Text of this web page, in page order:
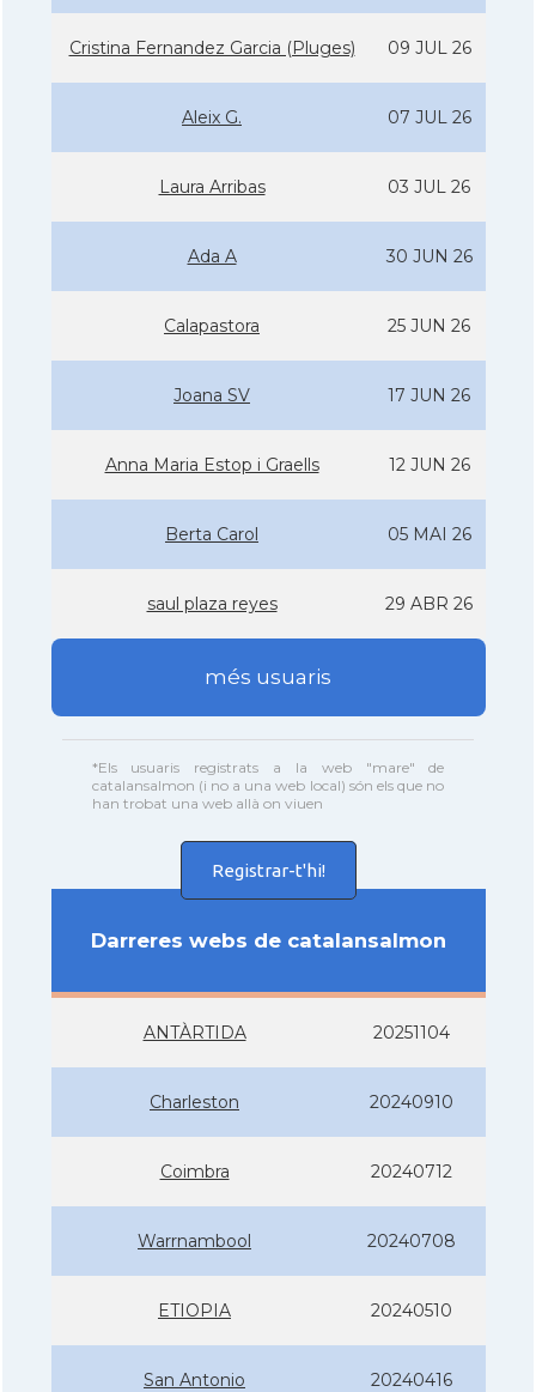
Cristina Fernandez Garcia (Pluges) 09 JUL 26
Aleix G. 07 JUL 26
Laura Arribas 03 JUL 26
Ada A 30 JUN 26
Calapastora 25 JUN 26
Joana SV 17 JUN 26
Anna Maria Estop i Graells 12 JUN 26
Berta Carol 05 MAI 26
saul plaza reyes 29 ABR 26
més usuaris
*Els usuaris registrats a la web "mare" de
catalansalmon (i no a una web local) són els que no
han trobat una web allà on viuen
Registrar-t'hi!
Darreres webs de catalansalmon
ANTÀRTIDA 20251104
Charleston 20240910
Coimbra 20240712
Warrnambool 20240708
ETIOPIA 20240510
San Antonio 20240416